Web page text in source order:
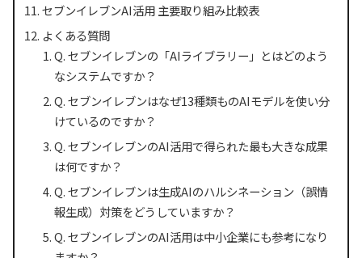
セブンイレブンAI活用 主要取り組み比較表
よくある質問
Q. セブンイレブンの「AIライブラリー」とはどのよう
なシステムですか？
Q. セブンイレブンはなぜ13種類ものAIモデルを使い分
けているのですか？
Q. セブンイレブンのAI活用で得られた最も大きな成果
は何ですか？
Q. セブンイレブンは生成AIのハルシネーション（誤情
報生成）対策をどうしていますか？
Q. セブンイレブンのAI活用は中小企業にも参考になり